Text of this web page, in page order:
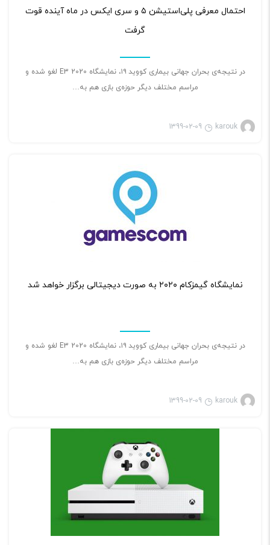
احتمال معرفی پلی‌استیشن ۵ و سری ایکس در ماه آینده قوت
گرفت
در نتیجه‌ی بحران جهانی بیماری کووید ۱۹، نمایشگاه E3 2020 لغو شده و
مراسم مختلف دیگر حوزه‌ی بازی هم به…
karouk
1399-02-09
نمایشگاه گیمزکام ۲۰۲۰ به صورت دیجیتالی برگزار خواهد شد
در نتیجه‌ی بحران جهانی بیماری کووید ۱۹، نمایشگاه E3 2020 لغو شده و
مراسم مختلف دیگر حوزه‌ی بازی هم به…
karouk
1399-02-09